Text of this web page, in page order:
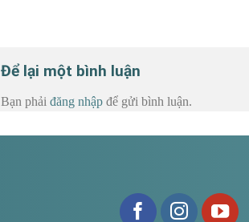
Để lại một bình luận
Bạn phải đăng nhập để gửi bình luận.